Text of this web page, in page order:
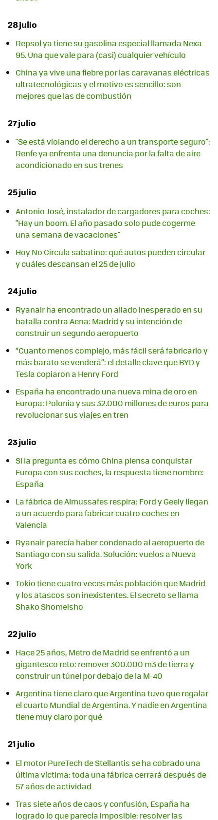
28 julio
Repsol ya tiene su gasolina especial llamada Nexa
95. Una que vale para (casi) cualquier vehículo
China ya vive una fiebre por las caravanas eléctricas
ultratecnológicas y el motivo es sencillo: son
mejores que las de combustión
27 julio
"Se está violando el derecho a un transporte seguro":
Renfe ya enfrenta una denuncia por la falta de aire
acondicionado en sus trenes
25 julio
Antonio José, instalador de cargadores para coches:
"Hay un boom. El año pasado solo pude cogerme
una semana de vacaciones"
Hoy No Circula sabatino: qué autos pueden circular
y cuáles descansan el 25 de julio
24 julio
Ryanair ha encontrado un aliado inesperado en su
batalla contra Aena: Madrid y su intención de
construir un segundo aeropuerto
“Cuanto menos complejo, más fácil será fabricarlo y
más barato se venderá”: el detalle clave que BYD y
Tesla copiaron a Henry Ford
España ha encontrado una nueva mina de oro en
Europa: Polonia y sus 32.000 millones de euros para
revolucionar sus viajes en tren
23 julio
Si la pregunta es cómo China piensa conquistar
Europa con sus coches, la respuesta tiene nombre:
España
La fábrica de Almussafes respira: Ford y Geely llegan
a un acuerdo para fabricar cuatro coches en
Valencia
Ryanair parecía haber condenado al aeropuerto de
Santiago con su salida. Solución: vuelos a Nueva
York
Tokio tiene cuatro veces más población que Madrid
y los atascos son inexistentes. El secreto se llama
Shako Shomeisho
22 julio
Hace 25 años, Metro de Madrid se enfrentó a un
gigantesco reto: remover 300.000 m3 de tierra y
construir un túnel por debajo de la M-40
Argentina tiene claro que Argentina tuvo que regalar
el cuarto Mundial de Argentina. Y nadie en Argentina
tiene muy claro por qué
21 julio
El motor PureTech de Stellantis se ha cobrado una
última víctima: toda una fábrica cerrará después de
57 años de actividad
Tras siete años de caos y confusión, España ha
logrado lo que parecía imposible: resolver las